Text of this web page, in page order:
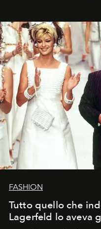
FASHION
Tutto quello che
Lagerfeld lo aveva